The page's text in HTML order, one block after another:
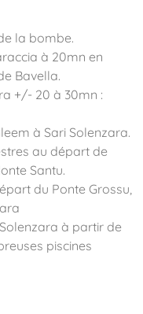
la bombe.
à 20mn en
Bavella.
+/- 20 à 30mn :
à Sari Solenzara.
au départ de
Santu.
du Ponte Grossu,
à partir de
piscines